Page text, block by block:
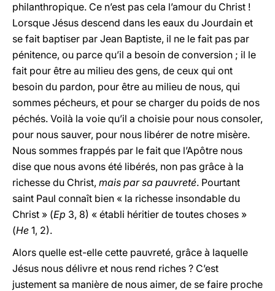
philanthropique. Ce n’est pas cela l’amour du Christ !
Lorsque Jésus descend dans les eaux du Jourdain et
se fait baptiser par Jean Baptiste, il ne le fait pas par
pénitence, ou parce qu’il a besoin de conversion ; il le
fait pour être au milieu des gens, de ceux qui ont
besoin du pardon, pour être au milieu de nous, qui
sommes pécheurs, et pour se charger du poids de nos
péchés. Voilà la voie qu’il a choisie pour nous consoler,
pour nous sauver, pour nous libérer de notre misère.
Nous sommes frappés par le fait que l’Apôtre nous
dise que nous avons été libérés, non pas grâce à la
richesse du Christ, mais par sa pauvreté. Pourtant
saint Paul connaît bien « la richesse insondable du
Christ » (Ep 3, 8) « établi héritier de toutes choses »
(He 1, 2).
Alors quelle est-elle cette pauvreté, grâce à laquelle
Jésus nous délivre et nous rend riches ? C’est
justement sa manière de nous aimer, de se faire proche